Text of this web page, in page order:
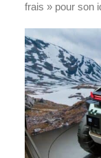
frais » pour son